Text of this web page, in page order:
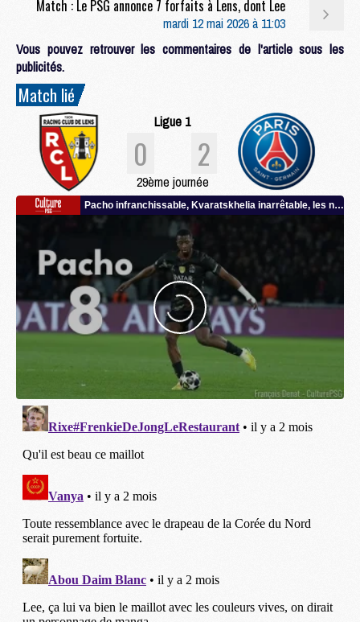
Match : Le PSG annonce 7 forfaits à Lens, dont Lee
mardi 12 mai 2026 à 11:03
Vous pouvez retrouver les commentaires de l'article sous les
publicités.
Match lié
Ligue 1
0 2
29ème journée